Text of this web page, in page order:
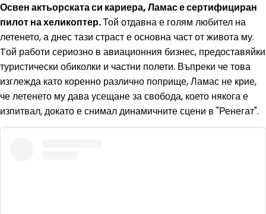
Освен актьорската си кариера, Ламас е сертифициран
пилот на хеликоптер.Той отдавна е голям любител на
летенето, а днес тази страст е основна част от живота му.
Tой работи сериозно в авиационния бизнес, предоставяйки
туристически обиколки и частни полети. Въпреки че това
изглежда като коренно различно поприще, Ламас не крие,
че летенето му дава усещане за свобода, което някога е
изпитвал, докато е снимал динамичните сцени в "Ренегат".